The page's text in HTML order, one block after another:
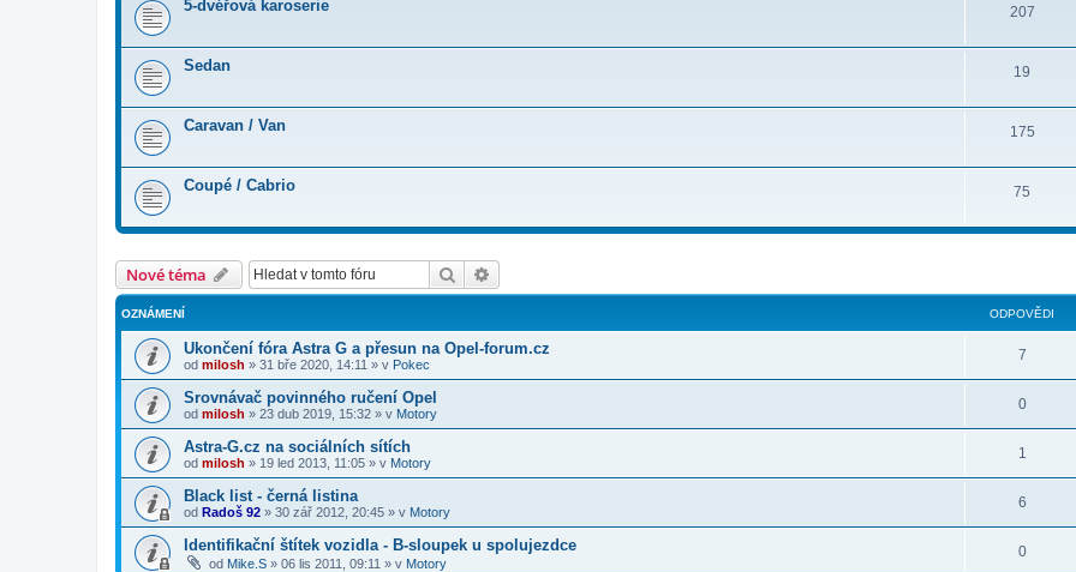
5-dvéřová karoserie 207
Sedan 19
Caravan / Van 175
Coupé / Cabrio 75
Nové téma Hledat
OZNÁMENÍ ODPOVĚDI
Ukončení fóra Astra G a přesun na Opel-forum.cz
od milosh » 31 bře 2020, 14:11 » v Pokec
7
Srovnávač povinného ručení Opel
od milosh » 23 dub 2019, 15:32 » v Motory
0
Astra-G.cz na sociálních sítích
od milosh » 19 led 2013, 11:05 » v Motory
1
Black list - černá listina
od Radoš 92 » 30 zář 2012, 20:45 » v Motory
6
Identifikační štítek vozidla - B-sloupek u spolujezdce
od Mike.S » 06 lis 2011, 09:11 » v Motory
0